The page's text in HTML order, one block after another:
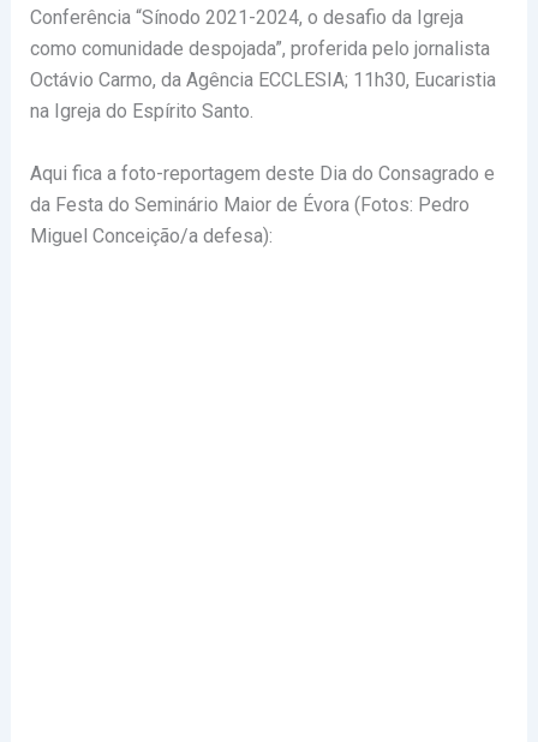
Conferência “Sínodo 2021-2024, o desafio da Igreja
como comunidade despojada”, proferida pelo jornalista
Octávio Carmo, da Agência ECCLESIA; 11h30, Eucaristia
na Igreja do Espírito Santo.
Aqui fica a foto-reportagem deste Dia do Consagrado e
da Festa do Seminário Maior de Évora (Fotos: Pedro
Miguel Conceição/a defesa):